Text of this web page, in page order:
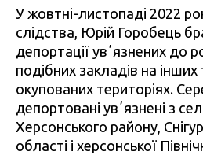
У жовтні-листопаді 2022
слідства, Юрій Горобець
депортації увʼязнених до
подібних закладів на
окупованих територіях.
депортовані увʼязнені з
Херсонського району,
області і херсонської